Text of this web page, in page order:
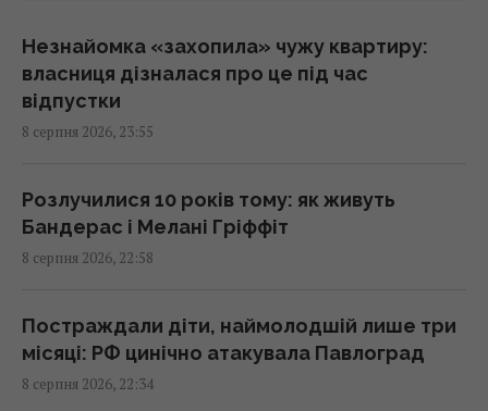
Стародавній римлянин міг збирати кістки
"морських чудовиськ": вчені знайшли його
колекцію
Росія вдарила по центру Павлограда: є
поранені
У Балтійському морі швидко поширюється
чужорідний "морський канібал"
Незнайомка «захопила» чужу квартиру:
власниця дізналася про це під час
відпустки
8 серпня 2026, 23:55
Розлучилися 10 років тому: як живуть
Бандерас і Мелані Гріффіт
8 серпня 2026, 22:58
Постраждали діти, наймолодшій лише три
місяці: РФ цинічно атакувала Павлоград
8 серпня 2026, 22:34